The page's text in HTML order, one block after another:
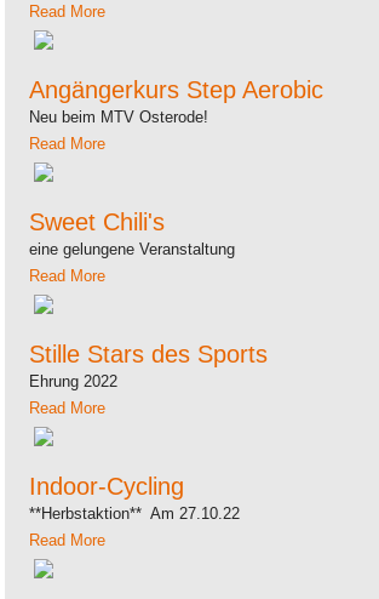
Read More
Angängerkurs Step Aerobic
Neu beim MTV Osterode!
Read More
Sweet Chili's
eine gelungene Veranstaltung
Read More
Stille Stars des Sports
Ehrung 2022
Read More
Indoor-Cycling
**Herbstaktion** Am 27.10.22
Read More